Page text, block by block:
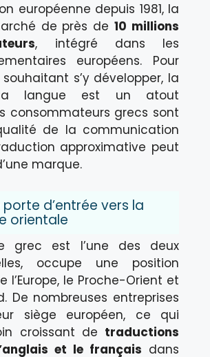
européenne depuis 1981, la
de près de10 millions
, intégré dans les
européens. Pour
s’y développer, la
langue est un atout
consommateurs grecs sont
de la communication
approximative peut
marque.
porte d’entrée vers la
orientale
grec est l’une des deux
occupe une position
l’Europe, le Proche-Orient et
De nombreuses entreprises
siège européen, ce qui
croissant de traductions
et le français dans